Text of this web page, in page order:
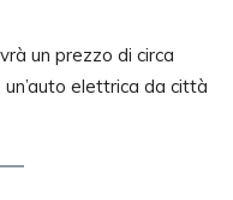
un prezzo di circa
elettrica da città